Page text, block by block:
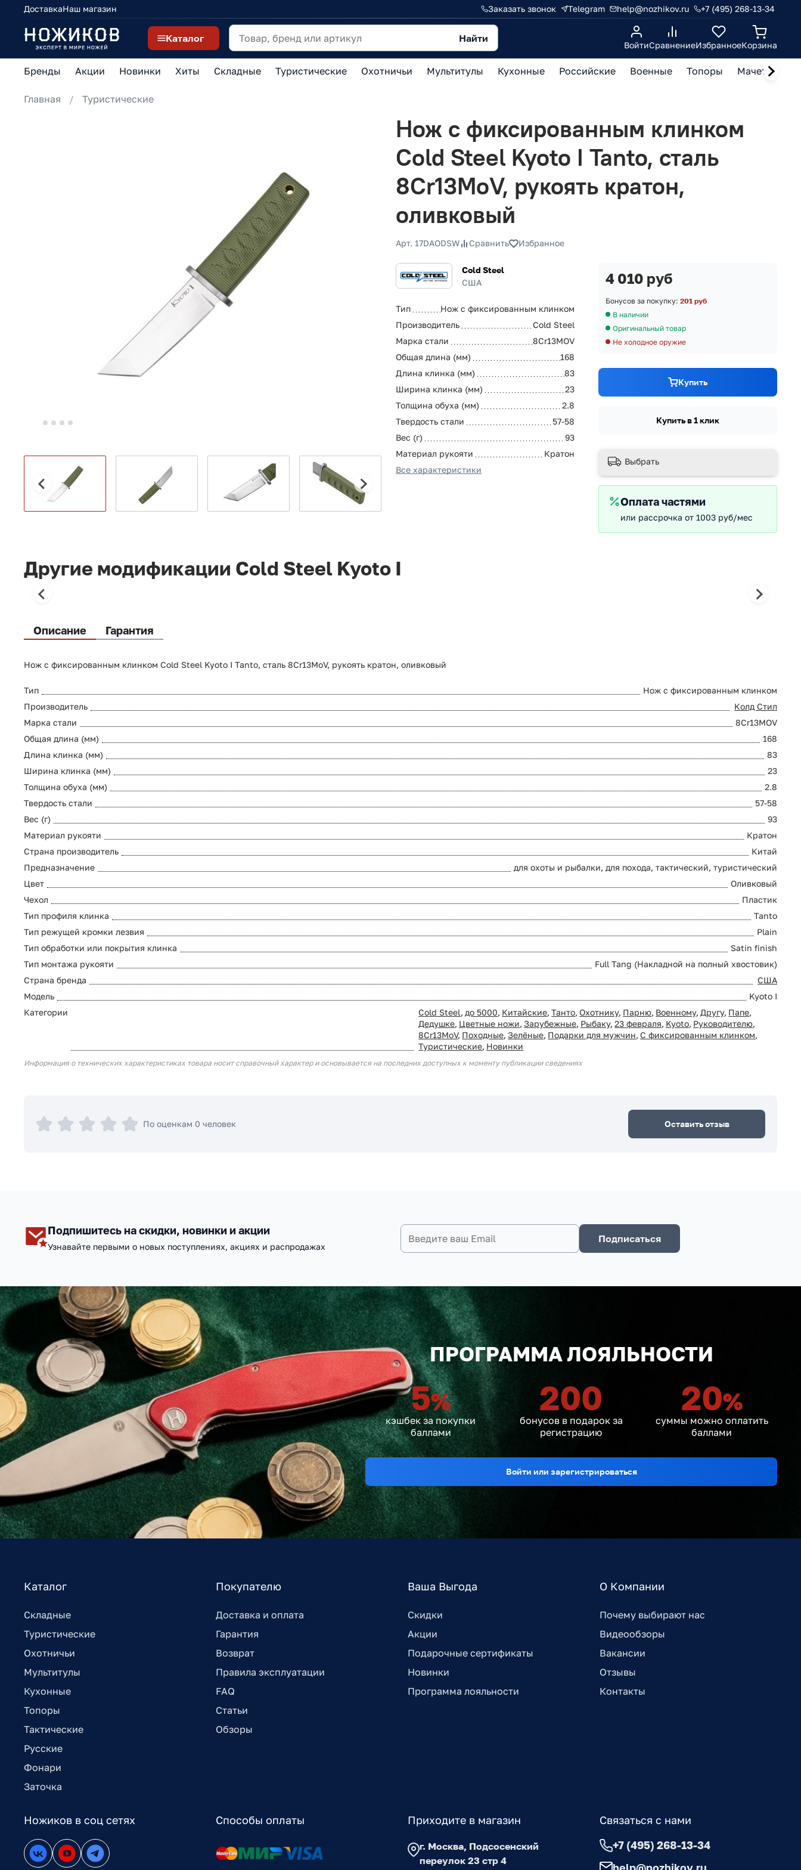
ДоставкаНаш магазин Заказать звонок Telegram help@nozhikov.ru +7 (495) 268-13-34
Каталог Найти
ВойтиСравнениеИзбранноеКорзина
Бренды Акции Новинки Хиты Складные Туристические Охотничьи Мультитулы Кухонные Российские Военные Топоры Мачете,
Главная Туристические
Нож с фиксированным клинком
Cold Steel Kyoto I Tanto, сталь
8Cr13MoV, рукоять кратон,
оливковый
Арт. 17DAODSW Сравнить Избранное
Cold Steel
США
Тип
Нож с фиксированным клинком
Производитель
Cold Steel
Марка стали
8Cr13MOV
Общая длина (мм)
168
Длина клинка (мм)
83
Ширина клинка (мм)
23
Толщина обуха (мм)
2.8
Твердость стали
57-58
Вес (г)
93
Материал рукояти
Кратон
Все характеристики
4 010 руб
Бонусов за покупку: 201 руб
В наличии
Оригинальный товар
Не холодное оружие
Купить
Купить в 1 клик
Выбрать
Оплата частями
или рассрочка от 1003 руб/мес
Другие модификации Cold Steel Kyoto I
Описание Гарантия
Нож с фиксированным клинком Cold Steel Kyoto I Tanto, сталь 8Cr13MoV, рукоять кратон, оливковый
Тип
Нож с фиксированным клинком
Производитель
Колд Стил
Марка стали
8Cr13MOV
Общая длина (мм)
168
Длина клинка (мм)
83
Ширина клинка (мм)
23
Толщина обуха (мм)
2.8
Твердость стали
57-58
Вес (г)
93
Материал рукояти
Кратон
Страна производитель
Китай
Предназначение
для охоты и рыбалки, для похода, тактический, туристический
Цвет
Оливковый
Чехол
Пластик
Тип профиля клинка
Tanto
Тип режущей кромки лезвия
Plain
Тип обработки или покрытия клинка
Satin finish
Тип монтажа рукояти
Full Tang (Накладной на полный хвостовик)
Страна бренда
США
Модель
Kyoto I
Категории
Cold Steel, до 5000, Китайские, Танто, Охотнику, Парню, Военному, Другу, Папе,
Дедушке, Цветные ножи, Зарубежные, Рыбаку, 23 февраля, Kyoto, Руководителю,
8Cr13MoV, Походные, Зелёные, Подарки для мужчин, С фиксированным клинком,
Туристические, Новинки
Информация о технических характеристиках товара носит справочный характер и основывается на последних доступных к моменту публикации сведениях
По оценкам 0 человек Оставить отзыв
Подпишитесь на скидки, новинки и акции
Узнавайте первыми о новых поступлениях, акциях и распродажах
Подписаться
ПРОГРАММА ЛОЯЛЬНОСТИ
5%
кэшбек за покупки
баллами
200
бонусов в подарок за
регистрацию
20%
суммы можно оплатить
баллами
Войти или зарегистрироваться
Каталог
Складные
Туристические
Охотничьи
Мультитулы
Кухонные
Топоры
Тактические
Русские
Фонари
Заточка
Покупателю
Доставка и оплата
Гарантия
Возврат
Правила эксплуатации
FAQ
Статьи
Обзоры
Ваша Выгода
Скидки
Акции
Подарочные сертификаты
Новинки
Программа лояльности
О Компании
Почему выбирают нас
Видеообзоры
Вакансии
Отзывы
Контакты
Ножиков в соц сетях Способы оплаты Приходите в магазин
г. Москва, Подсосенский
переулок 23 стр 4
Связаться с нами
+7 (495) 268-13-34